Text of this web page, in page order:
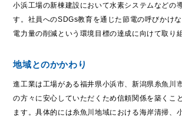
採用情報
暮らしを支えるSUSUMUの薄膜
すぐにわかるSUSUMU
SUSUMUの福利厚生
SUSUMUの人事育成制度
小浜工場の新棟建設において水素システムなどの
す。社員へのSDGs教育を通じた節電の呼びかけ
電力量の削減という環境目標の達成に向けて取り
地域とのかかわり
進工業は工場がある福井県小浜市、新潟県糸魚川
の方々に安心していただくため信頼関係を築くこ
ます。具体的には糸魚川地域における海岸清掃、